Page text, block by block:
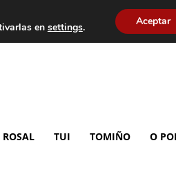
ROSAL TUI TOMIÑO O
en settings. Aceptar